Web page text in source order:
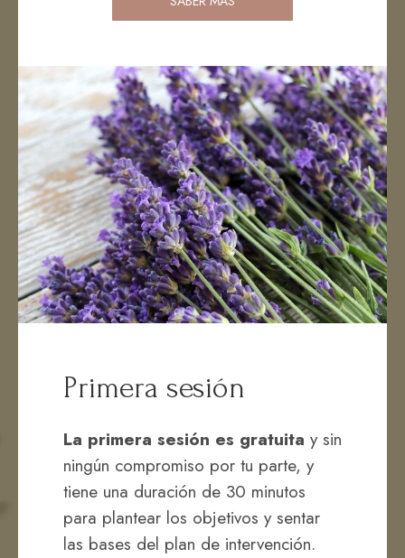
Primera sesión
La primera sesión es gratuita y sin
ningún compromiso por tu parte, y
tiene una duración de 30 minutos
para plantear los objetivos y sentar
las bases del plan de intervención.